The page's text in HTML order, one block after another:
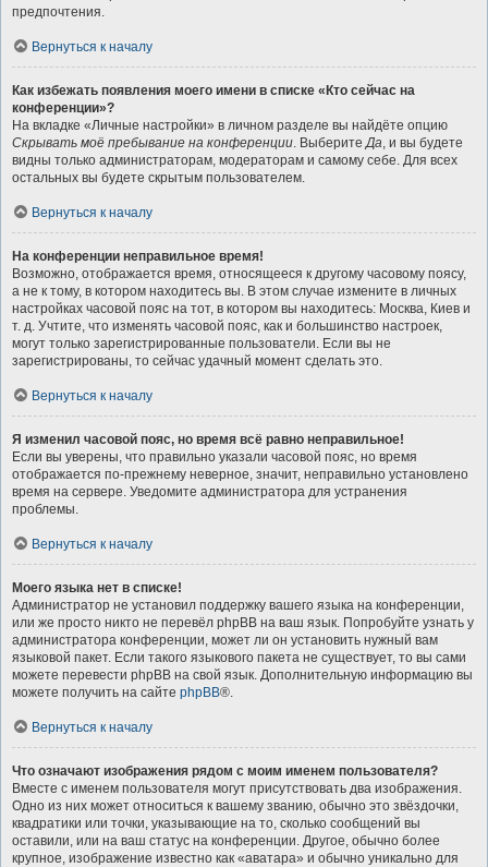
предпочтения.
Вернуться к началу
Как избежать появления моего имени в списке «Кто сейчас на
конференции»?
На вкладке «Личные настройки» в личном разделе вы найдёте опцию
Скрывать моё пребывание на конференции. ВыберитеДа, и вы будете
видны только администраторам, модераторам и самому себе. Для всех
остальных вы будете скрытым пользователем.
Вернуться к началу
На конференции неправильное время!
Возможно, отображается время, относящееся к другому часовому поясу,
а не к тому, в котором находитесь вы. В этом случае измените в личных
настройках часовой пояс на тот, в котором вы находитесь: Москва, Киев и
т. д. Учтите, что изменять часовой пояс, как и большинство настроек,
могут только зарегистрированные пользователи. Если вы не
зарегистрированы, то сейчас удачный момент сделать это.
Вернуться к началу
Я изменил часовой пояс, но время всё равно неправильное!
Если вы уверены, что правильно указали часовой пояс, но время
отображается по-прежнему неверное, значит, неправильно установлено
время на сервере. Уведомите администратора для устранения
проблемы.
Вернуться к началу
Моего языка нет в списке!
Администратор не установил поддержку вашего языка на конференции,
или же просто никто не перевёл phpBB на ваш язык. Попробуйте узнать у
администратора конференции, может ли он установить нужный вам
языковой пакет. Если такого языкового пакета не существует, то вы сами
можете перевести phpBB на свой язык. Дополнительную информацию вы
можете получить на сайте phpBB®.
Вернуться к началу
Что означают изображения рядом с моим именем пользователя?
Вместе с именем пользователя могут присутствовать два изображения.
Одно из них может относиться к вашему званию, обычно это звёздочки,
квадратики или точки, указывающие на то, сколько сообщений вы
оставили, или на ваш статус на конференции. Другое, обычно более
крупное, изображение известно как «аватара» и обычно уникально для